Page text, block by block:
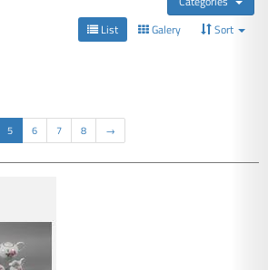
List Galery Sort
5 6 7 8 →